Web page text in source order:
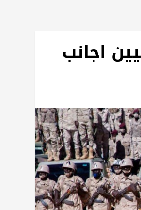
اجانب